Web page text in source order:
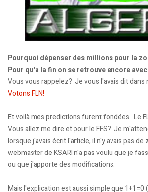
Pourquoi dépenser des millions pour la
Pour qu'à la fin on se retrouve encore
Vous vous rappelez? Je vous l'avais dit dans
Votons FLN!
Et voilà mes predictions furent fondées. Le
Vous allez me dire et pour le FFS? Je
lorsque j'avais écrit l'article, il n'y avais pas de
webmaster de KSARI n'a pas voulu que je
ou que j'apporte des modifications.
Mais l'explication est aussi simple que 1+1=0